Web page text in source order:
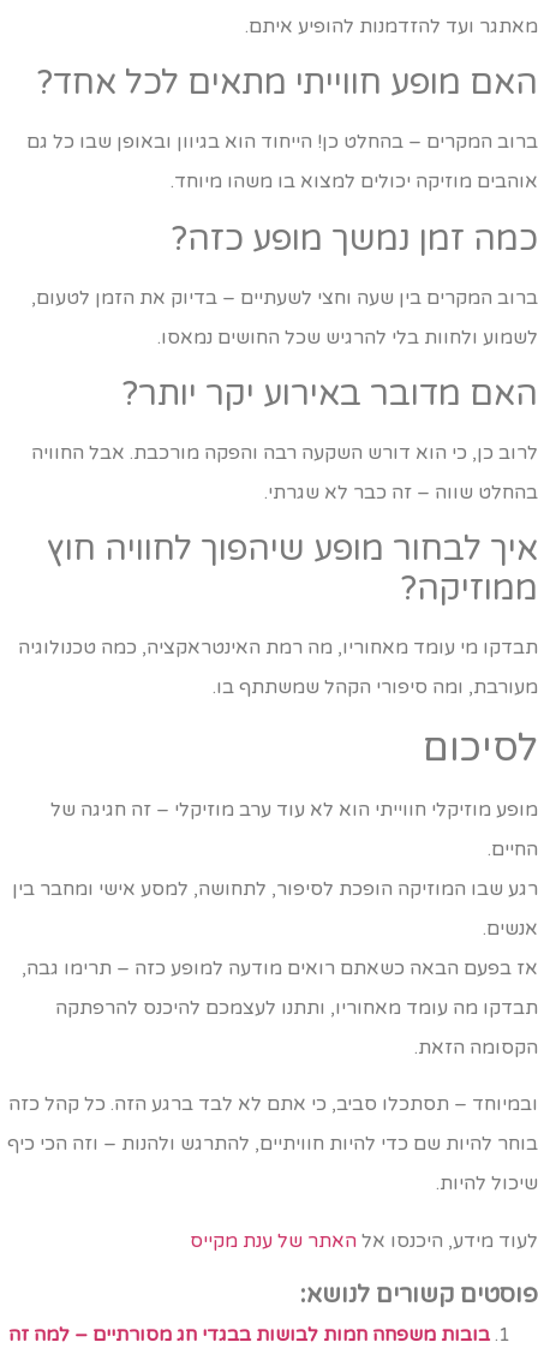
ועד להזדמנות להופיע איתם.
מופע חווייתי מתאים לכל אחד?
המקרים – בהחלט כן! הייחוד הוא בגיוון ובאופן שבו כל גם
מוזיקה יכולים למצוא בו משהו מיוחד.
זמן נמשך מופע כזה?
המקרים בין שעה וחצי לשעתיים – בדיוק את הזמן לטעום,
ולחוות בלי להרגיש שכל החושים נמאסו.
מדובר באירוע יקר יותר?
כן, כי הוא דורש השקעה רבה והפקה מורכבת. אבל החוויה
שווה – זה כבר לא שגרתי.
לבחור מופע שיהפוך לחוויה חוץ
מי עומד מאחוריו, מה רמת האינטראקציה, כמה טכנולוגיה
ומה סיפורי הקהל שמשתתף בו.
מוזיקלי חווייתי הוא לא עוד ערב מוזיקלי – זה חגיגה של
שבו המוזיקה הופכת לסיפור, לתחושה, למסע אישי ומחבר בין
בפעם הבאה כשאתם רואים מודעה למופע כזה – תרימו גבה,
מה עומד מאחוריו, ותתנו לעצמכם להיכנס להרפתקה
הזאת.
– תסתכלו סביב, כי אתם לא לבד ברגע הזה. כל קהל כזה
להיות שם כדי להיות חוויתיים, להתרגש ולהנות – וזה הכי כיף
להיות.
מידע, היכנסו אלהאתר של ענת מקייס
קשורים לנושא:
בובות משפחה חמות לבושות בבגדי חג מסורתיים – למה זה